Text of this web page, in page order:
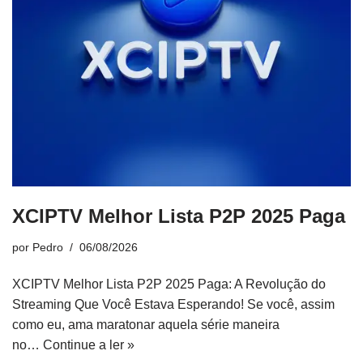
XCIPTV Melhor Lista P2P 2025 Paga
por Pedro 06/08/2026
XCIPTV Melhor Lista P2P 2025 Paga: A Revolução do
Streaming Que Você Estava Esperando! Se você, assim
como eu, ama maratonar aquela série maneira
no… Continue a ler »